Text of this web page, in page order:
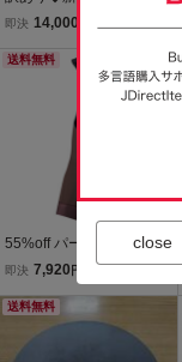
Method◆GIRO ◆ゴーグ
ORDMARK ◆全天候◆ス
ペアレンズ付き◆ジロ ◆
男女◆ASIAN FIT
即決 14,000
送料無料
55%off パールイズミ WT2
10-3DX L アクセル ビブ
パンツ 6.グリズリー
即決 7,920 円
送料無料
close